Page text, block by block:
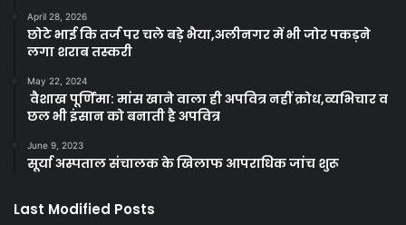
April 28, 2026
छोटे भाई कि तर्ज पर चले बड़े भैया,अलीनगर में भी जोर पकड़ने
लगा शराब तस्करी
May 22, 2024
वैशाख पूर्णिमा: मांस खाने वाला ही अपवित्र नहीं क्रोध,व्यभिचार व
छल भी इंसान को बनाती है अपवित्र
June 9, 2023
सूर्या अस्पताल संचालक के खिलाफ आपराधिक जांच शुरू
Last Modified Posts